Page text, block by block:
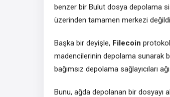
benzer bir Bulut dosya depolama
üzerinden tamamen merkezi
Başka bir deyişle, Filecoin
madencilerinin depolama sunarak
bağımsız depolama sağlayıcıları
Bunu, ağda depolanan bir dosyayı